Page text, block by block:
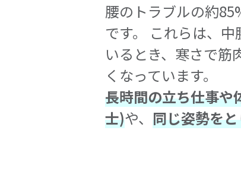
腰のトラブルの約
です。 これらは、
いるとき、寒さで
くなっています。
長時間の立ち仕事や
士)や、 同じ姿勢を